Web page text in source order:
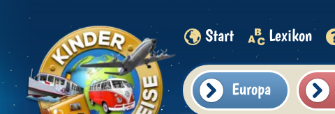
Start Lexikon
Europa